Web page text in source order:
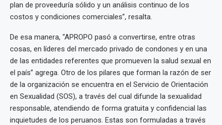
plan de proveeduría sólido y un análisis continuo de los
costos y condiciones comerciales”, resalta.
De esa manera, “APROPO pasó a convertirse, entre otras
cosas, en líderes del mercado privado de condones y en una
de las entidades referentes que promueven la salud sexual en
el país” agrega. Otro de los pilares que forman la razón de ser
de la organización se encuentra en el Servicio de Orientación
en Sexualidad (SOS), a través del cual difunde la sexualidad
responsable, atendiendo de forma gratuita y confidencial las
inquietudes de los peruanos. Estas son formuladas a través